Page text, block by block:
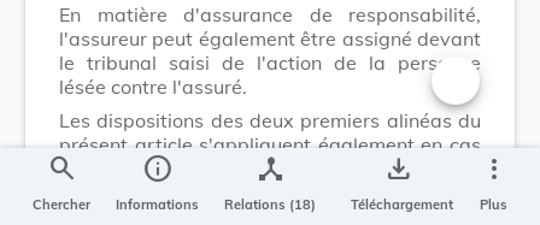
En matière d'assurance de responsabilité,
l'assureur peut également être assigné devant
le tribunal saisi de l'action de la personne
lésée contre l'assuré.
Les dispositions des deux premiers alinéas du
présent article s'appliquent également en cas
d'action directe intentée par la victime contre
l'assuré est mis en cause, le même tribunal est
Changer la
search
Chercher
info
Informations
device_hub
Relations (18)
save_alt
Téléchargement
more_vert
Plus